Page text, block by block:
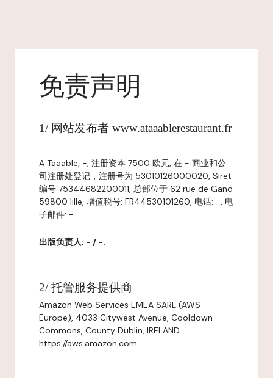
免责声明
1/ 网站发布者 www.ataaablerestaurant.fr
A Taaable, -, 注册资本 7500 欧元, 在 - 商业和公
司注册处登记，注册号为 53010126000020, Siret
编号 75344682200011, 总部位于 62 rue de Gand
59800 lille, 增值税号: FR44530101260, 电话: -, 电
子邮件: -
出版负责人: - / -.
2/ 托管服务提供商
Amazon Web Services EMEA SARL (AWS
Europe), 4033 Citywest Avenue, Cooldown
Commons, County Dublin, IRELAND
https://aws.amazon.com